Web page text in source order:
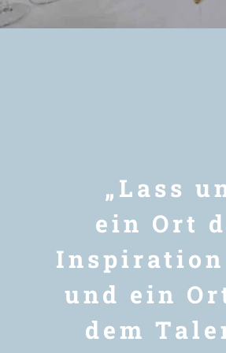
„Lass
ein Ort
und ein
dem